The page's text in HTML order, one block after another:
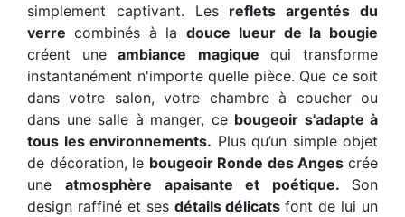
simplement captivant. Les reflets argentés du
verre combinés à la douce lueur de la bougie
créent une ambiance magique qui transforme
instantanément n'importe quelle pièce. Que ce soit
dans votre salon, votre chambre à coucher ou
dans une salle à manger, ce bougeoir s'adapte à
tous les environnements. Plus qu’un simple objet
de décoration, le bougeoir Ronde des Angescrée
une atmosphère apaisante et poétique. Son
design raffiné et ses détails délicatsfont de lui un